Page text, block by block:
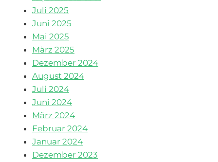
Juli 2025
Juni 2025
Mai 2025
März 2025
Dezember 2024
August 2024
Juli 2024
Juni 2024
März 2024
Februar 2024
Januar 2024
Dezember 2023